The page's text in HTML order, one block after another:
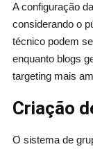
A configuração
considerando o
técnico podem
enquanto blogs
targeting mais
Criação
O sistema de